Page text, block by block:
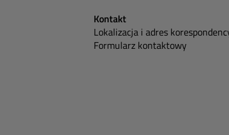
Kontakt
Lokalizacja i adres
Formularz kontaktowy